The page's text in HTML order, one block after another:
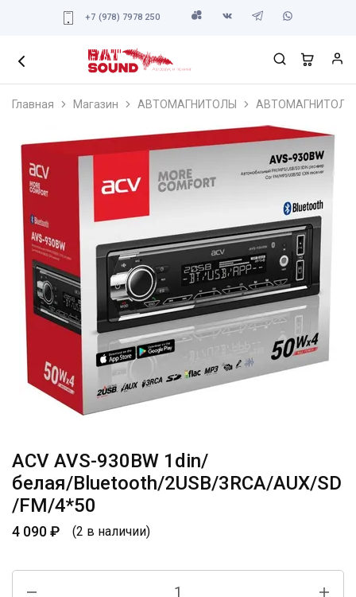
+7 (978) 7978 250
Главная Магазин АВТОМАГНИТОЛЫ АВТОМАГНИТОЛЫ
ACV AVS-930BW 1din/
белая/Bluetooth/2USB/3RCA/AUX/SD
/FM/4*50
4 090₽ (2 в наличии)